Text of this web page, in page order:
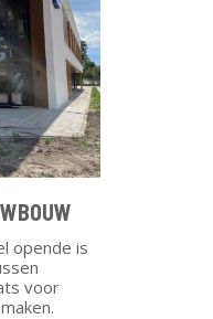
opende is
voor